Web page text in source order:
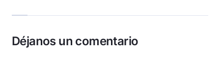
Déjanos un comentario